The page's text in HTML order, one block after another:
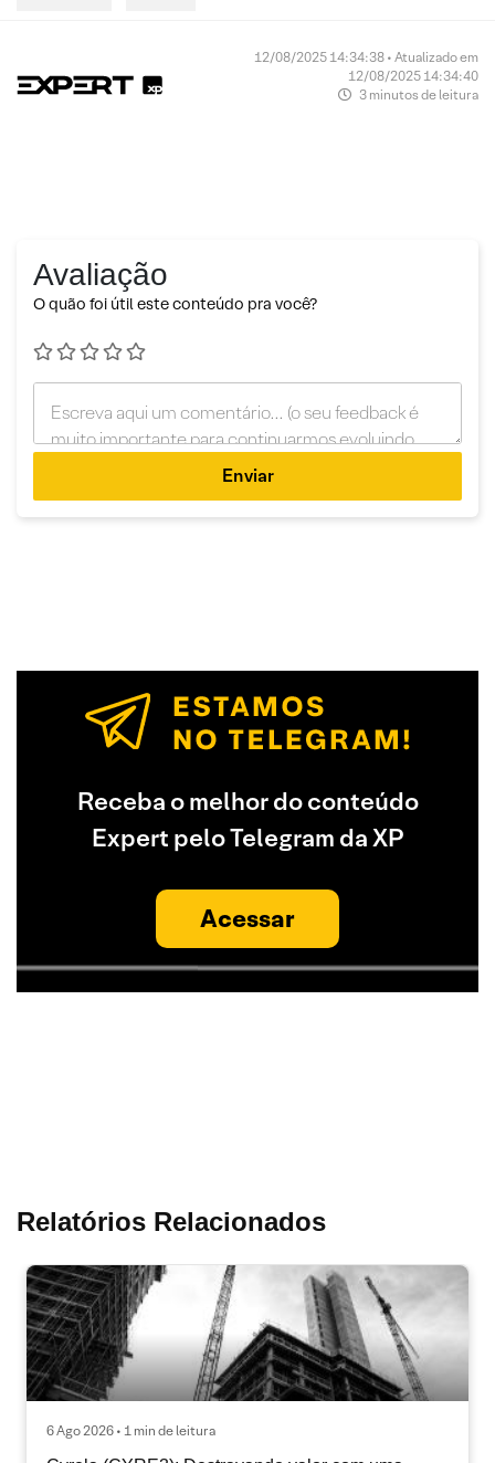
12/08/2025 14:34:38 • Atualizado em
12/08/2025 14:34:40
3 minutos de leitura
Avaliação
O quão foi útil este conteúdo pra você?
Enviar
Receba o melhor do conteúdo
Expert pelo Telegram da XP
Acessar
Relatórios Relacionados
6 Ago 2026 • 1 min de leitura